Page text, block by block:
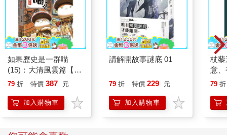
如果歷史是一群喵
(15)：大清風雲篇【萌
貓漫畫學歷史】
79 折 特價 387 元
加入購物車
請解開故事謎底 01
79 折 特價 229 元
加入購物車
杖
意
恭
79 折